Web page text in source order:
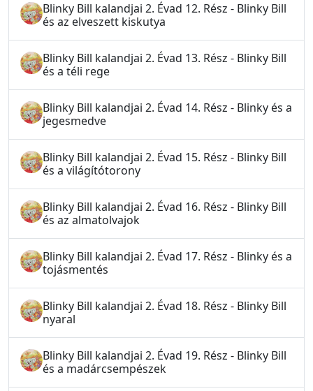
Blinky Bill kalandjai 2. Évad 12. Rész - Blinky Bill
és az elveszett kiskutya
Blinky Bill kalandjai 2. Évad 13. Rész - Blinky Bill
és a téli rege
Blinky Bill kalandjai 2. Évad 14. Rész - Blinky és a
jegesmedve
Blinky Bill kalandjai 2. Évad 15. Rész - Blinky Bill
és a világítótorony
Blinky Bill kalandjai 2. Évad 16. Rész - Blinky Bill
és az almatolvajok
Blinky Bill kalandjai 2. Évad 17. Rész - Blinky és a
tojásmentés
Blinky Bill kalandjai 2. Évad 18. Rész - Blinky Bill
nyaral
Blinky Bill kalandjai 2. Évad 19. Rész - Blinky Bill
és a madárcsempészek